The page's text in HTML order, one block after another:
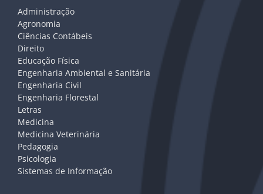
Administração
Agronomia
Ciências Contábeis
Direito
Educação Física
Engenharia Ambiental e Sanitária
Engenharia Civil
Engenharia Florestal
Letras
Medicina
Medicina Veterinária
Pedagogia
Psicologia
Sistemas de Informação